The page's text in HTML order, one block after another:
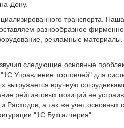
Дону.
транспорта.
разнообразное
рекламные
следующие основные
торговлей" для
вручную
рейтинговых позиций не
Расходов, а так же учет основных
"1С:Бухгалтерия".